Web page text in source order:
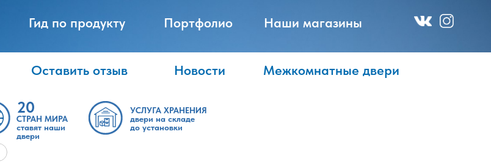
Межкомнатные двери
Гид по продукту Портфолио
Новости
Оставить отзыв
Наши магазины
20
СТРАН МИРА
ставят наши
двери
УСЛУГА ХРАНЕНИЯ
двери на складе
до установки